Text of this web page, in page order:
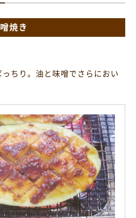
焼き
ちり。油と味噌でさらにおい